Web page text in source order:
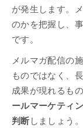
が発生します。
のかを把握し、
です。
メルマガ配信の
ものではなく、
成果が現れるも
ールマーケティ
判断 しましょう。